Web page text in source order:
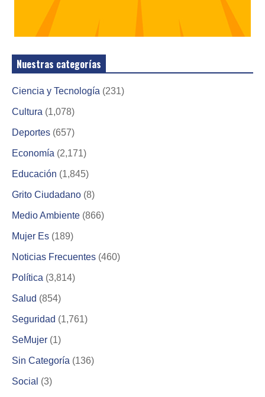
Nuestras categorías
Ciencia y Tecnología (231)
Cultura (1,078)
Deportes (657)
Economía (2,171)
Educación (1,845)
Grito Ciudadano (8)
Medio Ambiente (866)
Mujer Es (189)
Noticias Frecuentes (460)
Política (3,814)
Salud (854)
Seguridad (1,761)
SeMujer (1)
Sin Categoría (136)
Social (3)